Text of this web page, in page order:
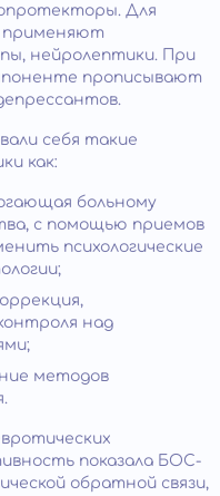
Для
применяют
нейролептики. При
прописывают
себя такие
как:
больному
с помощью приемов
психологические
над
методов
показала БОС-
обратной связи,